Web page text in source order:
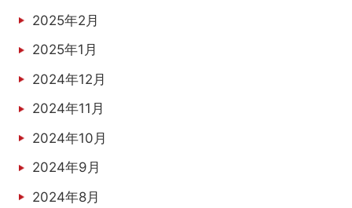
2025年2月
2025年1月
2024年12月
2024年11月
2024年10月
2024年9月
2024年8月